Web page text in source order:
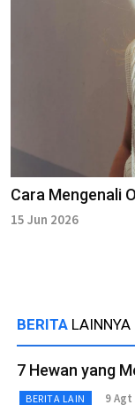
Cara Mengenali
15 Jun 2026
BERITA LAINNYA
7 Hewan yang
BERITA LAIN 9 Agt